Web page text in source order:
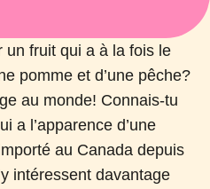
un fruit qui a à la fois le
pomme et d’une pêche?
au monde! Connais-tu
a l’apparence d’une
au Canada depuis
intéressent davantage